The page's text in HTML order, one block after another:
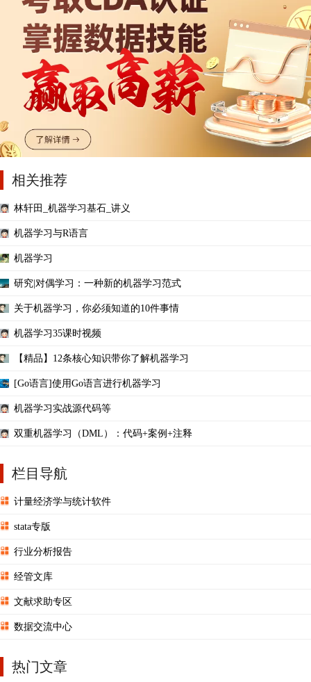
相关推荐
林轩田_机器学习基石_讲义
机器学习与R语言
机器学习
研究|对偶学习：一种新的机器学习范式
关于机器学习，你必须知道的10件事情
机器学习35课时视频
【精品】12条核心知识带你了解机器学习
[Go语言]使用Go语言进行机器学习
机器学习实战源代码等
双重机器学习（DML）：代码+案例+注释
栏目导航
计量经济学与统计软件
stata专版
行业分析报告
经管文库
文献求助专区
数据交流中心
热门文章